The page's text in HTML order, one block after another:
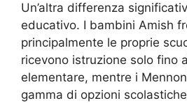
Un’altra differenza
educativo. I bambini Amish
principalmente le proprie
ricevono istruzione solo fino
elementare, mentre i
gamma di opzioni